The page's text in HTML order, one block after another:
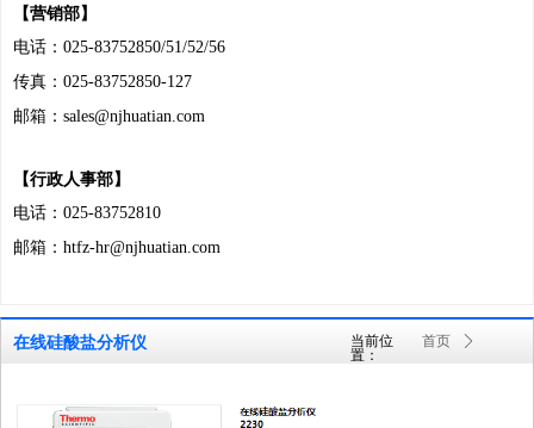
在线硅酸盐分析仪 首页 ꄲ
当前位
置：
【营销部】
电话： 025-83752850/51/52/56
传真： 025-83752850-127
邮箱： sales@njhuatian.com
【行政人事部】
电话： 025-83752810
邮箱： htfz-hr@njhuatian.com